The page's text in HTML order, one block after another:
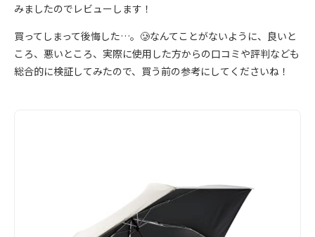
みましたのでレビューします！
買ってしまって後悔した…。🥲なんてことがないように、良いと
ころ、悪いところ、実際に使用した方からの口コミや評判なども
総合的に検証してみたので、買う前の参考にしてくださいね！